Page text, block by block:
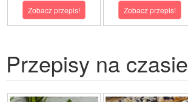
Zobacz przepis! Zobacz przepis!
Przepisy na czasie